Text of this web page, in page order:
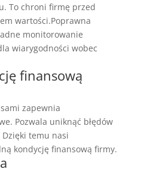
To chroni firmę przed
wartości.Poprawna
monitorowanie
wiarygodności wobec
finansową
zapewnia
Pozwala uniknąć błędów
temu nasi
kondycję finansową firmy.